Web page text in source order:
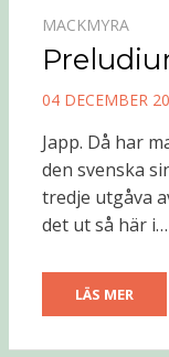
MACKMYRA
PUBLICERAD
04 DECEMBER
Japp. Då har
den svenska
tredje utgåva
det ut så här i…
LÄS MER